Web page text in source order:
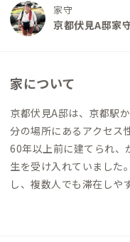
家守
京都伏見A邸家
家について
京都伏見A邸は、京都駅
分の場所にあるアクセス
60年以上前に建てられ、
生を受け入れていました
し、複数人でも滞在しや